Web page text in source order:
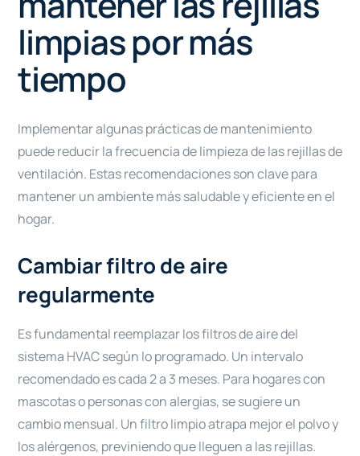
limpias por más
tiempo
Implementar algunas prácticas de mantenimiento
puede reducir la frecuencia de limpieza de las rejillas de
ventilación. Estas recomendaciones son clave para
mantener un ambiente más saludable y eficiente en el
hogar.
Cambiar filtro de aire
regularmente
Es fundamental reemplazar los filtros de aire del
sistema HVAC según lo programado. Un intervalo
recomendado es cada 2 a 3 meses. Para hogares con
mascotas o personas con alergias, se sugiere un
cambio mensual. Un filtro limpio atrapa mejor el polvo y
los alérgenos, previniendo que lleguen a las rejillas.